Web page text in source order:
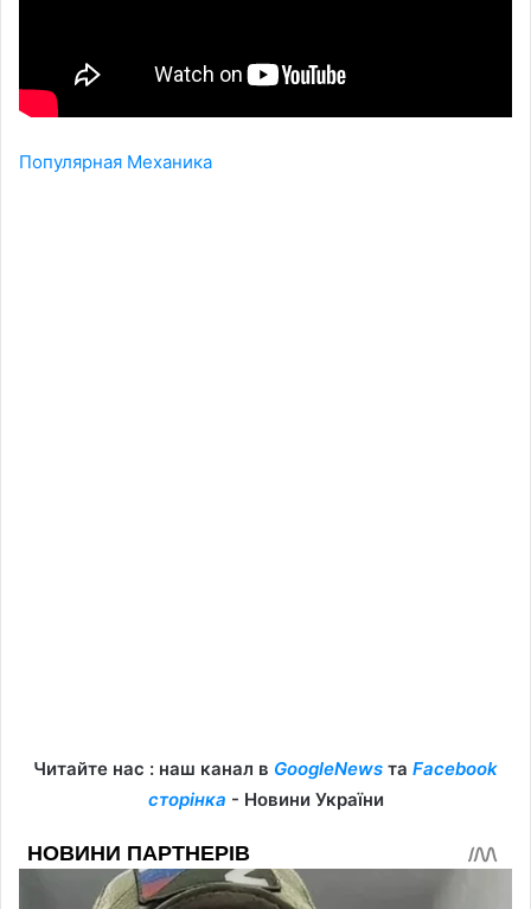
Популярная Механика
Читайте нас : наш канал в GoogleNews та Facebook
сторінка - Новини України